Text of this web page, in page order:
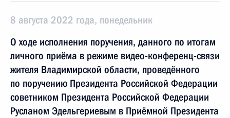
8 августа 2022 года, понедельник
О ходе исполнения поручения, данного по итогам
личного приёма в режиме видео-конференц-связи
жителя Владимирской области, проведённого
по поручению Президента Российской Федерации
советником Президента Российской Федерации
Русланом Эдельгериевым в Приёмной Президента